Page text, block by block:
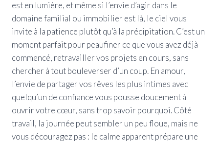
est en lumière, et même si l’envie d’agir dans le
domaine familial ou immobilier est là, le ciel vous
invite à la patience plutôt qu’à la précipitation. C’est un
moment parfait pour peaufiner ce que vous avez déjà
commencé, retravailler vos projets en cours, sans
chercher à tout bouleverser d’un coup. En amour,
l’envie de partager vos rêves les plus intimes avec
quelqu’un de confiance vous pousse doucement à
ouvrir votre cœur, sans trop savoir pourquoi. Côté
travail, la journée peut sembler un peu floue, mais ne
vous découragez pas : le calme apparent prépare une